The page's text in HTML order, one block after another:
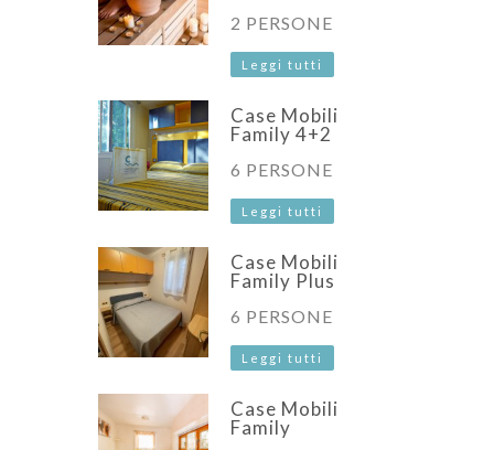
2 PERSONE
Leggi tutti
Case Mobili
Family 4+2
6 PERSONE
Leggi tutti
Case Mobili
Family Plus
6 PERSONE
Leggi tutti
Case Mobili
Family